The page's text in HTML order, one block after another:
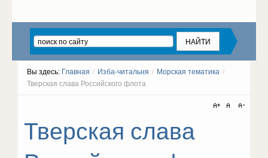
Вы здесь: Главная / Изба-читальня / Морская тематика /
Тверская слава Российского флота
Тверская слава